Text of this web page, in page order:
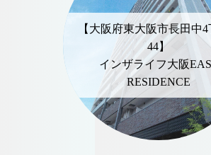
【大阪府東大阪市長田中4
44】
インザライフ大阪
RESIDENCE